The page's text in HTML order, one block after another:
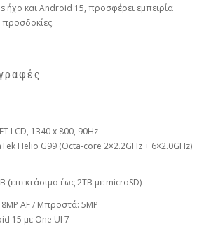
ήχο και Android 15, προσφέρει εμπειρία
LCD, 1340 x 800, 90Hz
Helio G99 (Octa-core 2×2.2GHz + 6×2.0GHz)
(επεκτάσιμο έως 2TB με microSD)
AF / Μπροστά: 5MP
15 με One UI 7